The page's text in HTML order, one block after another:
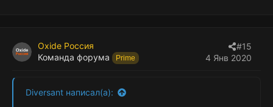
Oxide Россия
Команда форума
Prime 4 Янв 2020
#15
Diversant написал(а):